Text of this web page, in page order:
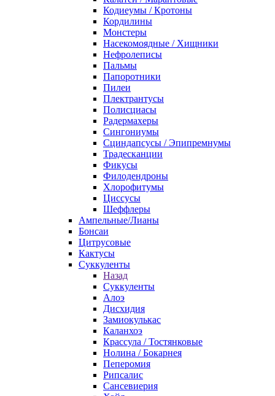
Кодиеумы / Кротоны
Кордилины
Монстеры
Насекомоядные / Хищники
Нефролеписы
Пальмы
Папоротники
Пилеи
Плектрантусы
Полисциасы
Радермахеры
Сингониумы
Сциндапсусы / Эпипремнумы
Традесканции
Фикусы
Филодендроны
Хлорофитумы
Циссусы
Шеффлеры
Ампельные/Лианы
Бонсаи
Цитрусовые
Кактусы
Суккуленты
Назад
Суккуленты
Алоэ
Дисхидия
Замиокулькас
Каланхоэ
Крассула / Тостянковые
Нолина / Бокарнея
Пеперомия
Рипсалис
Сансевиерия